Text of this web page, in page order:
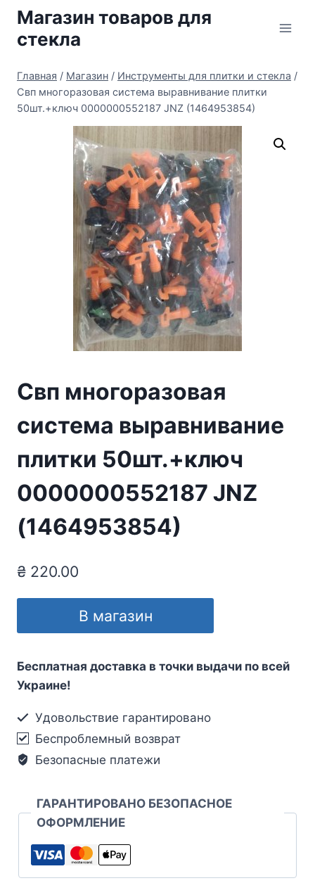
Перейти
содержимому
Магазин товаров для
стекла
Главная / Магазин / Инструменты для плитки и стекла /
Свп многоразовая система выравнивание плитки
50шт.+ключ 0000000552187 JNZ (1464953854)
Свп многоразовая
система выравнивание
плитки 50шт.+ключ
0000000552187 JNZ
(1464953854)
₴ 220.00
В магазин
Бесплатная доставка в точки выдачи по всей
Украине!
Удовольствие гарантировано
Беспроблемный возврат
Безопасные платежи
ГАРАНТИРОВАНО БЕЗОПАСНОЕ
ОФОРМЛЕНИЕ